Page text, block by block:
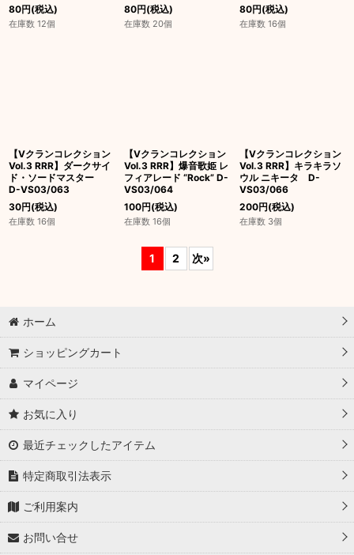
80円(税込)
在庫数 12個
80円(税込)
在庫数 20個
80円(税込)
在庫数 16個
【Vクランコレクション
Vol.3 RRR】ダークサイ
ド・ソードマスター
D-VS03/063
30円(税込)
在庫数 16個
【Vクランコレクション
Vol.3 RRR】爆音歌姫 レ
フィアレード “Rock” D-
VS03/064
100円(税込)
在庫数 16個
【Vクランコレクション
Vol.3 RRR】キラキラソ
ウル ニキータ D-
VS03/066
200円(税込)
在庫数 3個
1 2 次»
ホーム
ショッピングカート
マイページ
お気に入り
最近チェックしたアイテム
特定商取引法表示
ご利用案内
お問い合せ